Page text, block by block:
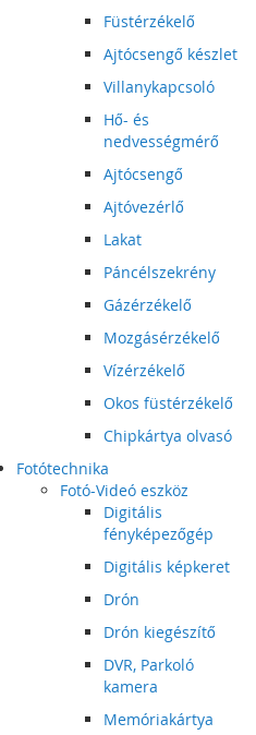
Füstérzékelő
Ajtócsengő készlet
Villanykapcsoló
Hő- és
nedvességmérő
Ajtócsengő
Ajtóvezérlő
Lakat
Páncélszekrény
Gázérzékelő
Mozgásérzékelő
Vízérzékelő
Okos füstérzékelő
Chipkártya olvasó
Fotótechnika
Fotó-Videó eszköz
Digitális
fényképezőgép
Digitális képkeret
Drón
Drón kiegészítő
DVR, Parkoló
kamera
Memóriakártya